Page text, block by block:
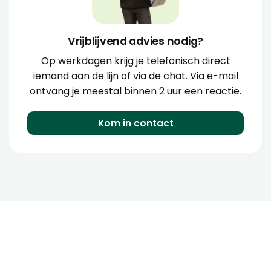
Vrijblijvend advies nodig?
Op werkdagen krijg je telefonisch direct
iemand aan de lijn of via de chat. Via e-mail
ontvang je meestal binnen 2 uur een reactie.
Kom in contact